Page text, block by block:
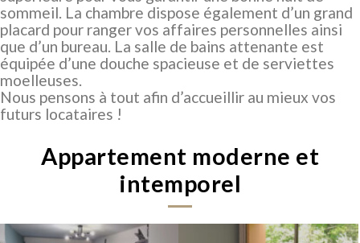
sommeil. La chambre dispose également d’un grand
placard pour ranger vos affaires personnelles ainsi
que d’un bureau. La salle de bains attenante est
équipée d’une douche spacieuse et de serviettes
moelleuses.
Nous pensons à tout afin d’accueillir au mieux vos
futurs locataires !
Appartement moderne et
intemporel